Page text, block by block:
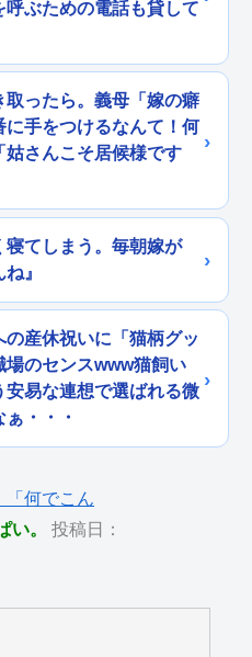
ぶための電話も貸して
ったら。義母「嫁の癖
に手をつけるなんて！何
さんこそ居候様です
寝てしまう。毎朝嫁が
』
産休祝いに「猫柄グッ
場のセンスwww猫飼い
安易な連想で選ばれる微
・・・
い。
投稿日：